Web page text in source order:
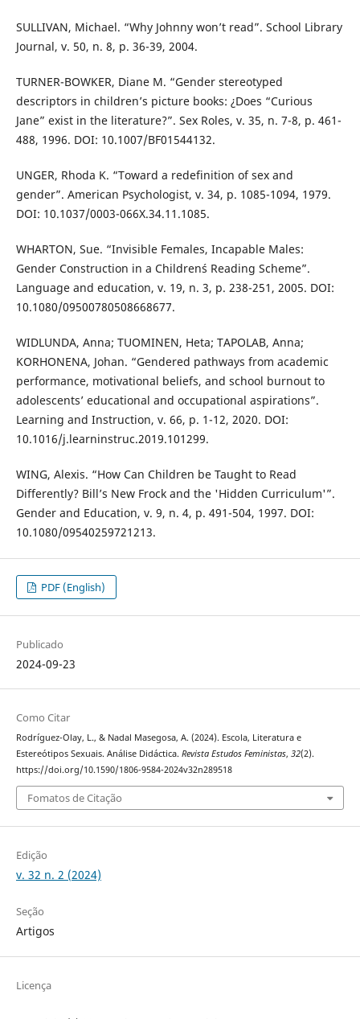
SULLIVAN, Michael. “Why Johnny won’t read”. School Library
Journal, v. 50, n. 8, p. 36-39, 2004.
TURNER-BOWKER, Diane M. “Gender stereotyped
descriptors in children’s picture books: ¿Does “Curious
Jane” exist in the literature?”. Sex Roles, v. 35, n. 7-8, p. 461-
488, 1996. DOI: 10.1007/BF01544132.
UNGER, Rhoda K. “Toward a redefinition of sex and
gender”. American Psychologist, v. 34, p. 1085-1094, 1979.
DOI: 10.1037/0003-066X.34.11.1085.
WHARTON, Sue. “Invisible Females, Incapable Males:
Gender Construction in a Children´s Reading Scheme”.
Language and education, v. 19, n. 3, p. 238-251, 2005. DOI:
10.1080/09500780508668677.
WIDLUNDA, Anna; TUOMINEN, Heta; TAPOLAB, Anna;
KORHONENA, Johan. “Gendered pathways from academic
performance, motivational beliefs, and school burnout to
adolescents’ educational and occupational aspirations”.
Learning and Instruction, v. 66, p. 1-12, 2020. DOI:
10.1016/j.learninstruc.2019.101299.
WING, Alexis. “How Can Children be Taught to Read
Differently? Bill’s New Frock and the 'Hidden Curriculum'”.
Gender and Education, v. 9, n. 4, p. 491-504, 1997. DOI:
10.1080/09540259721213.
PDF (English)
Publicado
2024-09-23
Como Citar
Rodríguez-Olay, L., & Nadal Masegosa, A. (2024). Escola, Literatura e
Estereótipos Sexuais. Análise Didáctica. Revista Estudos Feministas, 32(2).
https://doi.org/10.1590/1806-9584-2024v32n289518
Fomatos de Citação
Edição
v. 32 n. 2 (2024)
Seção
Artigos
Licença